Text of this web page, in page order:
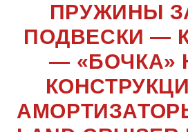
ПРУЖИНЫ
ПОДВЕСКИ —
— «БОЧКА»